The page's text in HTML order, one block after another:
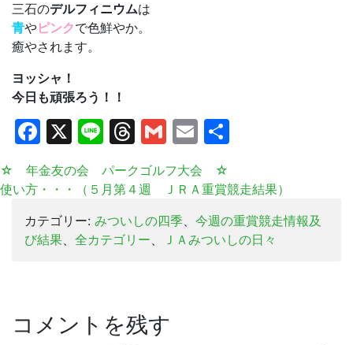
三石のデルフィニウムは
青やピンクで色鮮やか。
癒やされます。
ヨッシャ！
今日も頑張ろう！！
Facebook
X LineThreads
Gmail
Email
☆ 年金友の会 パークゴルフ大会 ☆
使い方・・・（５月第４週 ＪＲＡ重賞競走結果）
カテゴリー: みついしの四季、 今週の重賞競走情報及
び結果、 全カテゴリー、 ＪＡみついしの日々
コメントを残す